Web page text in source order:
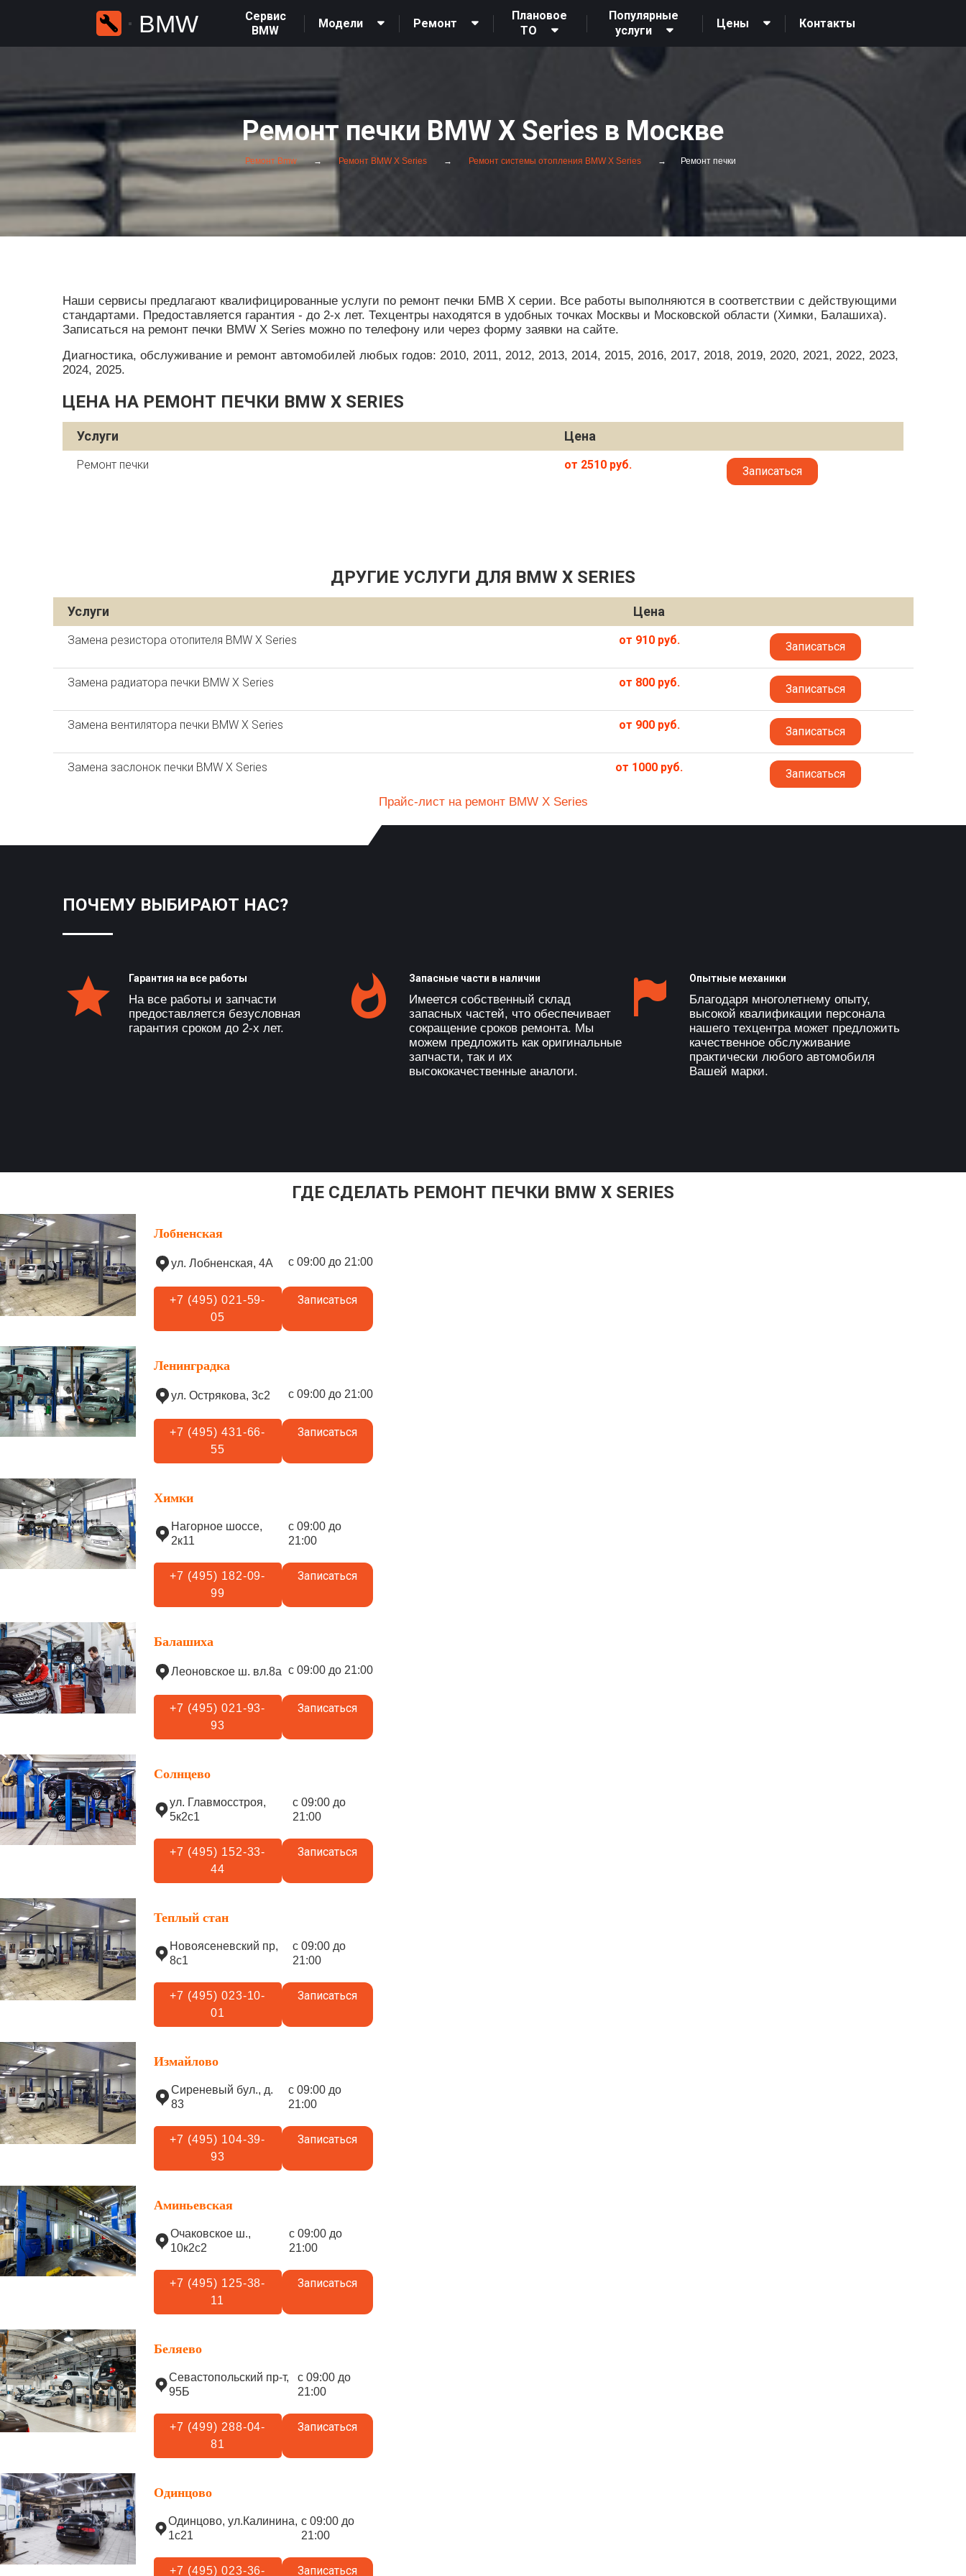
BMW
Сервис
BMW
Модели Ремонт
Плановое
ТО
Популярные
услуги
Цены Контакты
Ремонт печки BMW X Series в Москве
Ремонт Bmw Ремонт BMW X Series Ремонт системы отопления BMW X Series Ремонт печки
Наши сервисы предлагают квалифицированные услуги по ремонт печки БМВ Х серии. Все работы выполняются в соответствии с действующими
стандартами. Предоставляется гарантия - до 2-х лет. Техцентры находятся в удобных точках Москвы и Московской области (Химки, Балашиха).
Записаться на ремонт печки BMW X Series можно по телефону или через форму заявки на сайте.
Диагностика, обслуживание и ремонт автомобилей любых годов: 2010, 2011, 2012, 2013, 2014, 2015, 2016, 2017, 2018, 2019, 2020, 2021, 2022, 2023,
2024, 2025.
ЦЕНА НА РЕМОНТ ПЕЧКИ BMW X SERIES
Услуги Цена
Ремонт печки от 2510 руб. Записаться
ДРУГИЕ УСЛУГИ ДЛЯ BMW X SERIES
Услуги Цена
Замена резистора отопителя BMW X Series от 910 руб. Записаться
Замена радиатора печки BMW X Series от 800 руб. Записаться
Замена вентилятора печки BMW X Series от 900 руб. Записаться
Замена заслонок печки BMW X Series от 1000 руб. Записаться
Прайс-лист на ремонт BMW X Series
ПОЧЕМУ ВЫБИРАЮТ НАС?
Гарантия на все работы
На все работы и запчасти
предоставляется безусловная
гарантия сроком до 2-х лет.
Запасные части в наличии
Имеется собственный склад
запасных частей, что обеспечивает
сокращение сроков ремонта. Мы
можем предложить как оригинальные
запчасти, так и их
высококачественные аналоги.
Опытные механики
Благодаря многолетнему опыту,
высокой квалификации персонала
нашего техцентра может предложить
качественное обслуживание
практически любого автомобиля
Вашей марки.
ГДЕ СДЕЛАТЬ РЕМОНТ ПЕЧКИ BMW X SERIES
Лобненская
ул. Лобненская, 4А с 09:00 до 21:00
+7 (495) 021-59-
05
Записаться
Ленинградка
ул. Острякова, 3с2 с 09:00 до 21:00
+7 (495) 431-66-
55
Записаться
Химки
Нагорное шоссе,
2к11
с 09:00 до
21:00
+7 (495) 182-09-
99
Записаться
Балашиха
Леоновское ш. вл.8а с 09:00 до 21:00
+7 (495) 021-93-
93
Записаться
Солнцево
ул. Главмосстроя,
5к2с1
с 09:00 до
21:00
+7 (495) 152-33-
44
Записаться
Теплый стан
Новоясеневский пр,
8с1
с 09:00 до
21:00
+7 (495) 023-10-
01
Записаться
Измайлово
Сиреневый бул., д.
83
с 09:00 до
21:00
+7 (495) 104-39-
93
Записаться
Аминьевская
Очаковское ш.,
10к2с2
с 09:00 до
21:00
+7 (495) 125-38-
11
Записаться
Беляево
Севастопольский пр-т,
95Б
с 09:00 до
21:00
+7 (499) 288-04-
81
Записаться
Одинцово
Одинцово, ул.Калинина,
1с21
с 09:00 до
21:00
+7 (495) 023-36- Записаться